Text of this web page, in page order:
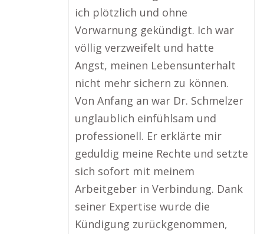
ich plötzlich und ohne
Vorwarnung gekündigt. Ich war
völlig verzweifelt und hatte
Angst, meinen Lebensunterhalt
nicht mehr sichern zu können.
Von Anfang an war Dr. Schmelzer
unglaublich einfühlsam und
professionell. Er erklärte mir
geduldig meine Rechte und setzte
sich sofort mit meinem
Arbeitgeber in Verbindung. Dank
seiner Expertise wurde die
Kündigung zurückgenommen,